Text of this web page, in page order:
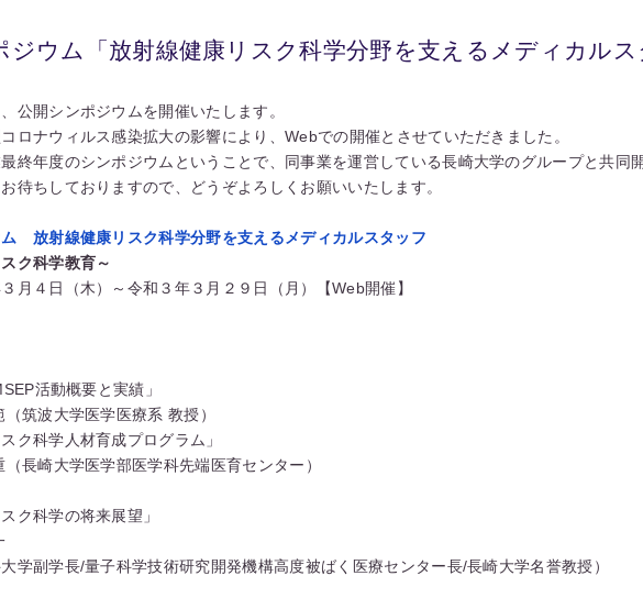
ジウム「放射線健康リスク科学分野を支えるメディカルス
公開シンポジウムを開催いたします。
ロナウィルス感染拡大の影響により、Webでの開催とさせていただきました。
終年度のシンポジウムということで、同事業を運営している長崎大学のグループと共同
待ちしておりますので、どうぞよろしくお願いいたします。
放射線健康リスク科学分野を支えるメディカルスタッフ
ク科学教育～
月４日（木）～令和３年３月２９日（月）【Web開催】
活動概要と実績」
（筑波大学医学医療系 教授）
ク科学人材育成プログラム」
（長崎大学医学部医学科先端医育センター）
ク科学の将来展望」
大学副学長/量子科学技術研究開発機構高度被ばく医療センター長/長崎大学名誉教授）